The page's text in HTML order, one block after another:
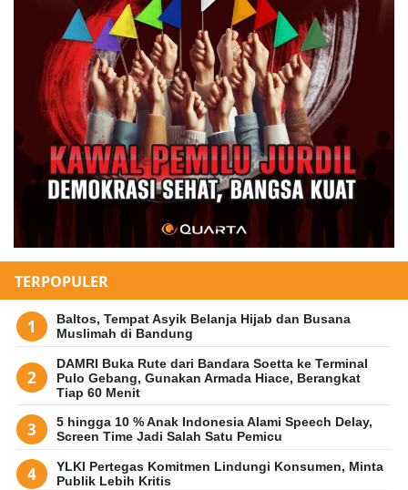
TERPOPULER
Baltos, Tempat Asyik Belanja Hijab dan Busana
Muslimah di Bandung
DAMRI Buka Rute dari Bandara Soetta ke Terminal
Pulo Gebang, Gunakan Armada Hiace, Berangkat
Tiap 60 Menit
5 hingga 10 % Anak Indonesia Alami Speech Delay,
Screen Time Jadi Salah Satu Pemicu
YLKI Pertegas Komitmen Lindungi Konsumen, Minta
Publik Lebih Kritis